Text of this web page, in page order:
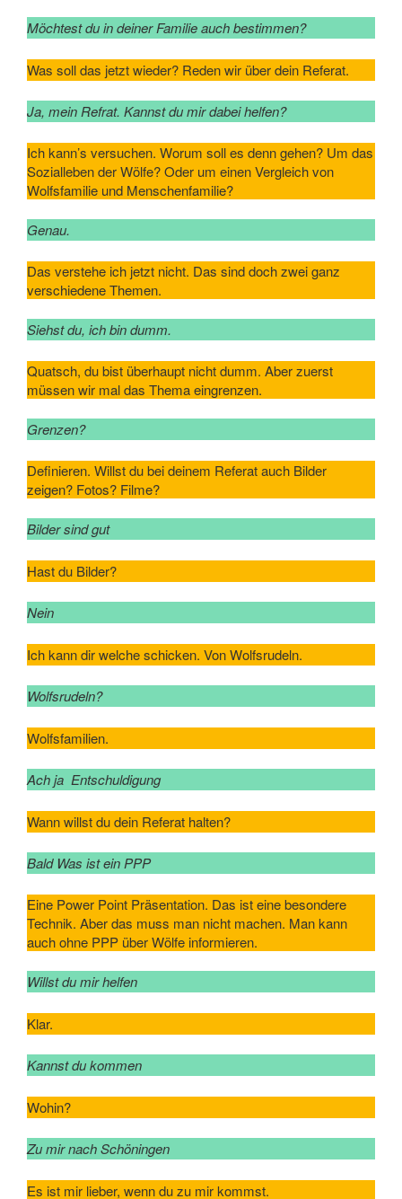
Möchtest du in deiner Familie auch bestimmen?
Was soll das jetzt wieder? Reden wir über dein Referat.
Ja, mein Refrat. Kannst du mir dabei helfen?
Ich kann’s versuchen. Worum soll es denn gehen? Um das
Sozialleben der Wölfe? Oder um einen Vergleich von
Wolfsfamilie und Menschenfamilie?
Genau.
Das verstehe ich jetzt nicht. Das sind doch zwei ganz
verschiedene Themen.
Siehst du, ich bin dumm.
Quatsch, du bist überhaupt nicht dumm. Aber zuerst
müssen wir mal das Thema eingrenzen.
Grenzen?
Definieren. Willst du bei deinem Referat auch Bilder
zeigen? Fotos? Filme?
Bilder sind gut
Hast du Bilder?
Nein
Ich kann dir welche schicken. Von Wolfsrudeln.
Wolfsrudeln?
Wolfsfamilien.
Ach ja Entschuldigung
Wann willst du dein Referat halten?
Bald Was ist ein PPP
Eine Power Point Präsentation. Das ist eine besondere
Technik. Aber das muss man nicht machen. Man kann
auch ohne PPP über Wölfe informieren.
Willst du mir helfen
Klar.
Kannst du kommen
Wohin?
Zu mir nach Schöningen
Es ist mir lieber, wenn du zu mir kommst.